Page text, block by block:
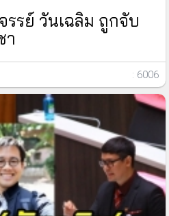
รรย์ วันเฉลิม ถูกจับ
า
: 6006